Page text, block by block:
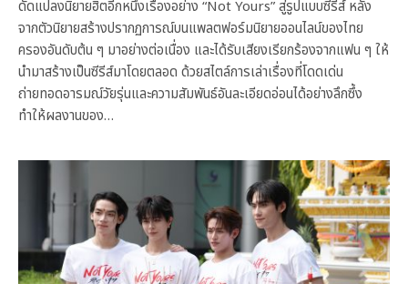
ดัดแปลงนิยายฮิตอีกหนึ่งเรื่องอย่าง “Not Yours” สู่รูปแบบซีรีส์ หลัง
จากตัวนิยายสร้างปรากฏการณ์บนแพลตฟอร์มนิยายออนไลน์ของไทย
ครองอันดับต้น ๆ มาอย่างต่อเนื่อง และได้รับเสียงเรียกร้องจากแฟน ๆ ให้
นำมาสร้างเป็นซีรีส์มาโดยตลอด ด้วยสไตล์การเล่าเรื่องที่โดดเด่น
ถ่ายทอดอารมณ์วัยรุ่นและความสัมพันธ์อันละเอียดอ่อนได้อย่างลึกซึ้ง
ทำให้ผลงานของ…